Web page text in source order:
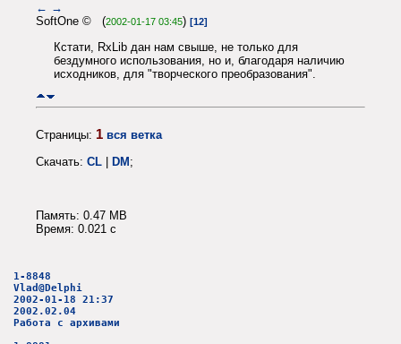
← →
SoftOne © (2002-01-17 03:45) [12]
Кстати, RxLib дан нам свыше, не только для
бездумного использования, но и, благодаря наличию
исходников, для "творческого преобразования".
Страницы: 1 вся ветка
Скачать: CL DM ;
Память: 0.47 MB
Время: 0.021 c
1-8848
Vlad@Delphi
2002-01-18 21:37
2002.02.04
Работа с архивами